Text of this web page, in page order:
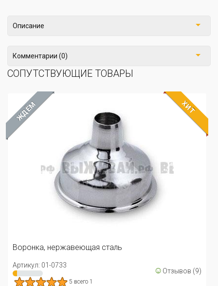
Описание
Комментарии (0)
СОПУТСТВУЮЩИЕ ТОВАРЫ
ЖДЁМ ХИТ
Воронка, нержавеющая сталь
Артикул: 01-0733 ☺ Отзывов (9)
5 всего 1